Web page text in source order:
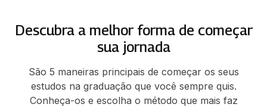
Descubra a melhor forma de começar
sua jornada
São 5 maneiras principais de começar os seus
estudos na graduação que você sempre quis.
Conheça-os e escolha o método que mais faz